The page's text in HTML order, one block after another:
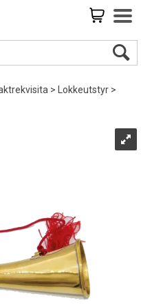
> Lokkeutstyr>